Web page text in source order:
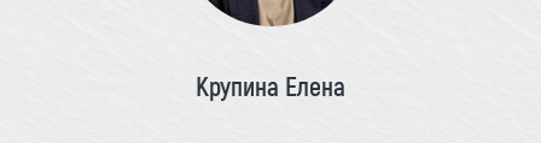
Крупина Елена